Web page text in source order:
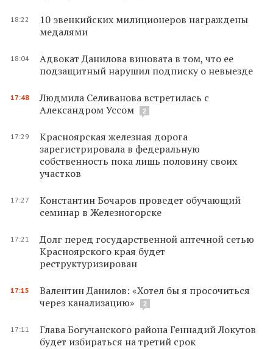
18:22
10 эвенкийских милиционеров награждены
медалями
18:04
Адвокат Данилова виновата в том, что ее
подзащитный нарушил подписку о невыезде
17:48
Людмила Селиванова встретилась с
Александром Уссом
2
17:29
Красноярская железная дорога
зарегистрировала в федеральную
собственность пока лишь половину своих
участков
17:27
Константин Бочаров проведет обучающий
семинар в Железногорске
17:21
Долг перед государственной аптечной сетью
Красноярского края будет
реструктуризирован
17:15
Валентин Данилов: «Хотел бы я просочиться
через канализацию»
2
17:11
Глава Богучанского района Геннадий Локутов
будет избираться на третий срок